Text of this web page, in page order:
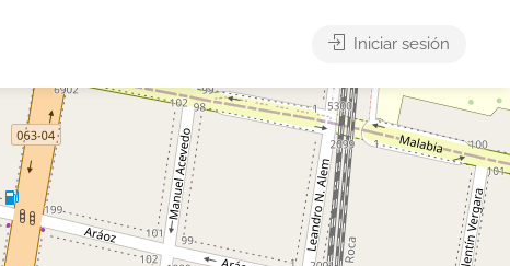
Iniciar sesión